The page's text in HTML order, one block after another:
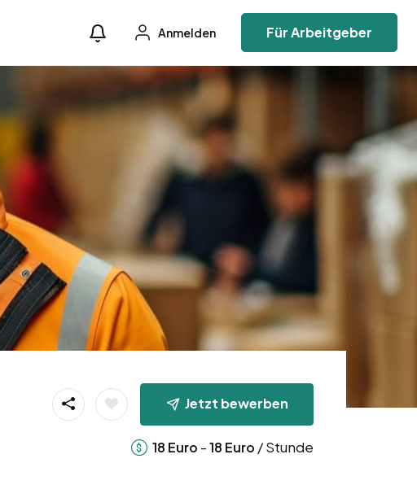
Anmelden Für Arbeitgeber
Jetzt bewerben
18 Euro -18 Euro / Stunde